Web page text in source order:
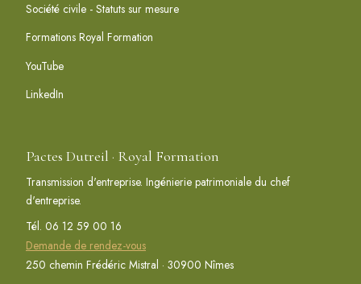
Société civile - Statuts sur mesure
Formations Royal Formation
YouTube
LinkedIn
Pactes Dutreil · Royal Formation
Transmission d'entreprise. Ingénierie patrimoniale du chef
d'entreprise.
Tél. 06 12 59 00 16
Demande de rendez-vous
250 chemin Frédéric Mistral · 30900 Nîmes